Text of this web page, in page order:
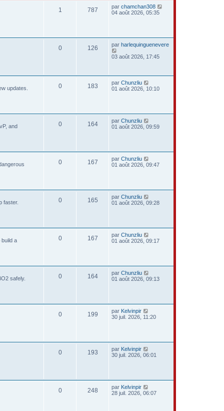
1 787 par chamchan308
04 août 2026, 05:35
0 126 par harlequinguenevere
03 août 2026, 17:45
updates.
0 183 par Chunzliu
01 août 2026, 10:10
and
0 164 par Chunzliu
01 août 2026, 09:59
0 167 par Chunzliu
01 août 2026, 09:47
faster.
0 165 par Chunzliu
01 août 2026, 09:28
a
0 167 par Chunzliu
01 août 2026, 09:17
safely.
0 164 par Chunzliu
01 août 2026, 09:13
0 199 par Kelvinpir
30 juil. 2026, 11:20
0 193 par Kelvinpir
30 juil. 2026, 06:01
0 248 par Kelvinpir
28 juil. 2026, 06:07